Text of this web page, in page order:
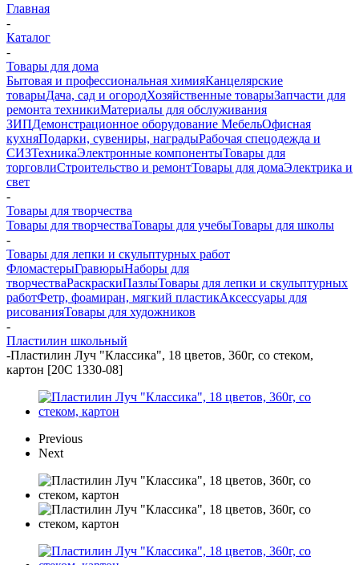
Главная
-
Каталог
-
Товары для дома
Бытовая и профессиональная химияКанцелярские
товарыДача, сад и огородХозяйственные товарыЗапчасти для
ремонта техникиМатериалы для обслуживания
ЗИПДемонстрационное оборудование МебельОфисная
кухняПодарки, сувениры, наградыРабочая спецодежда и
СИЗТехникаЭлектронные компонентыТовары для
торговлиСтроительство и ремонтТовары для домаЭлектрика и
свет
-
Товары для творчества
Товары для творчестваТовары для учебыТовары для школы
-
Товары для лепки и скульптурных работ
ФломастерыГравюрыНаборы для
творчестваРаскраскиПазлыТовары для лепки и скульптурных
работФетр, фоамиран, мягкий пластикАксессуары для
рисованияТовары для художников
-
Пластилин школьный
-Пластилин Луч "Классика", 18 цветов, 360г, со стеком,
картон [20С 1330-08]
Previous
Next